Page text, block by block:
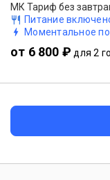
МК Тариф без
Питание
Моментальное
от 6 800 ₽ для 2